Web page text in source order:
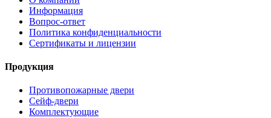
Информация
Вопрос-ответ
Политика конфиденциальности
Сертификаты и лицензии
Продукция
Противопожарные двери
Сейф-двери
Комплектующие